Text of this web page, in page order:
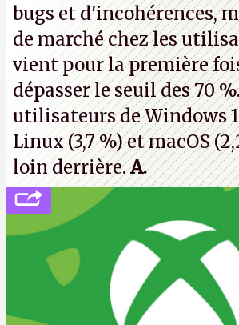
bugs et d'incohérences,
de marché chez les
vient pour la première
dépasser le seuil des 70
utilisateurs de Windows
Linux (3,7 %) et macOS
loin derrière.A.